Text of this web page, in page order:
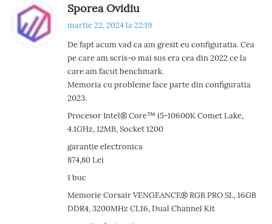
Sporea Ovidiu
n
e
:
martie 22, 2024 la 22:19
De fapt acum vad ca am gresit eu configuratia. Cea
pe care am scris-o mai sus era cea din 2022 ce la
care am facut benchmark.
Memoria cu probleme face parte din configuratia
2023.
Procesor Intel® Core™ i5-10600K Comet Lake,
4.1GHz, 12MB, Socket 1200
garantie electronica
874,80 Lei
1 buc
Memorie Corsair VENGEANCE® RGB PRO SL, 16GB
DDR4, 3200MHz CL16, Dual Channel Kit